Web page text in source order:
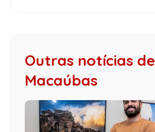
Outras notícias de
Macaúbas